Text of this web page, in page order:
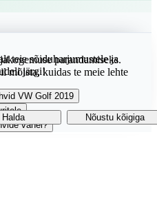
teie sõiduharjumustele ja
järgi!
VW Golf 2019
vahel?
parandamiseks.
mõista, kuidas te meie lehte
Halda Nõustu kõigiga